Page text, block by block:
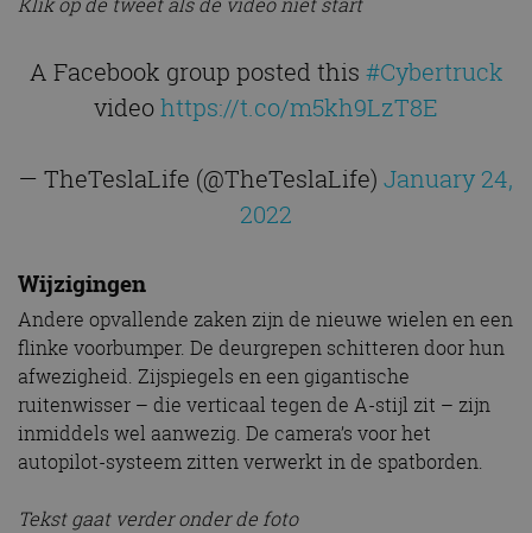
A Facebook group posted this #Cybertruck
videohttps://t.co/m5kh9LzT8E
— TheTeslaLife (@TheTeslaLife) January 24,
2022
Wijzigingen
Andere opvallende zaken zijn de nieuwe wielen en een
flinke voorbumper. De deurgrepen schitteren door hun
afwezigheid. Zijspiegels en een gigantische
ruitenwisser – die verticaal tegen de A-stijl zit – zijn
inmiddels wel aanwezig. De camera’s voor het
autopilot-systeem zitten verwerkt in de spatborden.
Tekst gaat verder onder de foto